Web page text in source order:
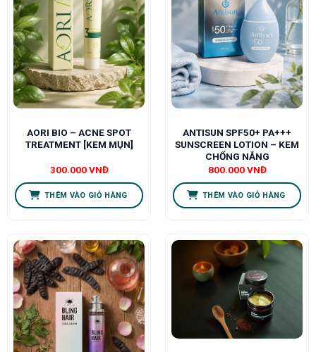
AORI BIO – ACNE SPOT
TREATMENT [KEM MỤN]
300.000VNĐ
THÊM VÀO GIỎ HÀNG
ANTISUN SPF50+ PA+++
SUNSCREEN LOTION – KEM
CHỐNG NẮNG
800.000VNĐ
THÊM VÀO GIỎ HÀNG